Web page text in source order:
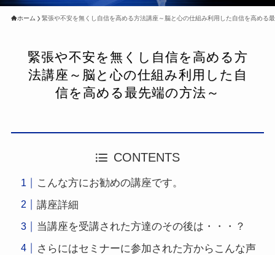
ホーム 緊張や不安を無くし自信を高める方法講座～脳と心の仕組み利用した自信を高める
緊張や不安を無くし自信を高める方
法講座～脳と心の仕組み利用した自
信を高める最先端の方法～
CONTENTS
こんな方にお勧めの講座です。
講座詳細
当講座を受講された方達のその後は・・・？
さらにはセミナーに参加された方からこんな声